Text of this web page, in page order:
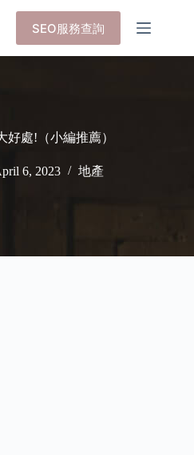
SEO服務查詢
好處!（小編推薦）
6, 2023 地產